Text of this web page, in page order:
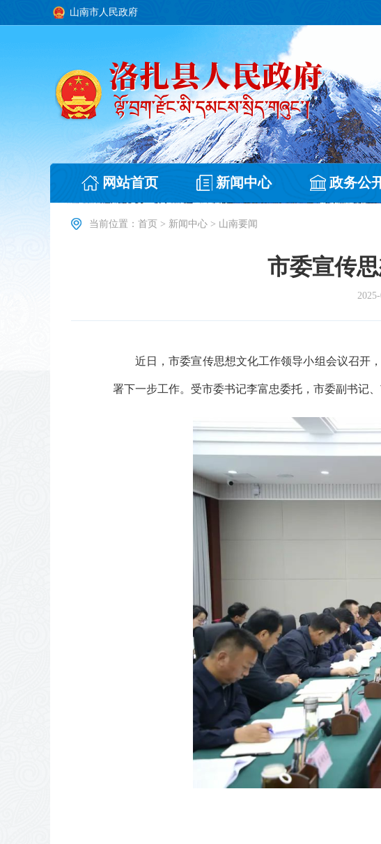
山南市人民政府
网站首页 新闻中心 政务公
当前位置： 首页 > 新闻中心 > 山南要闻
市委宣传
近日，市委宣传思想文化工作领导小组会议召开
署下一步工作。受市委书记李富忠委托，市委副书记